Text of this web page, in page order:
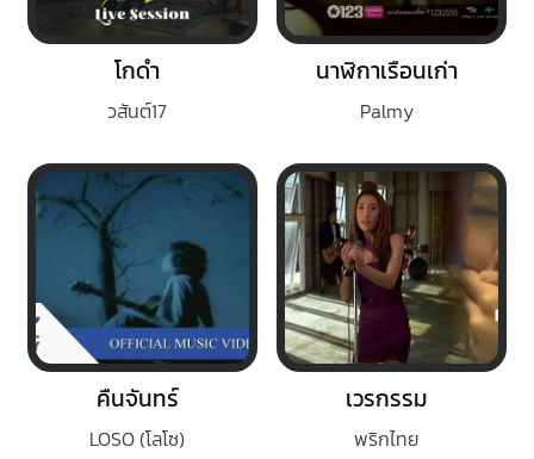
โกดำ
วสันต์17
นาฬิกาเรือนเก่า
Palmy
คืนจันทร์
LOSO (โลโซ)
เวรกรรม
พริกไทย